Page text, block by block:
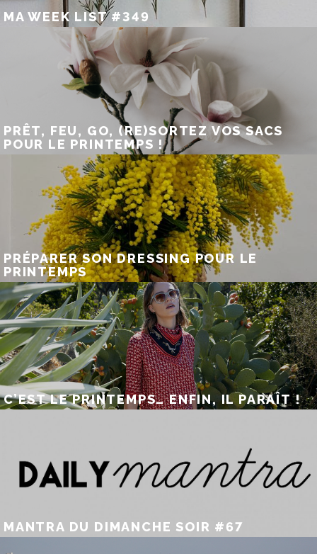
MA WEEK LIST #349
PRÊT, FEU, GO, (RE)SORTEZ VOS SACS
POUR LE PRINTEMPS !
PRÉPARER SON DRESSING POUR LE
PRINTEMPS
C’EST LE PRINTEMPS… ENFIN, IL PARAÎT !
MANTRA DU DIMANCHE SOIR #67